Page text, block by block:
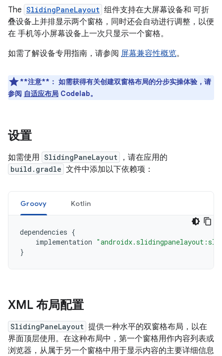
The SlidingPaneLayout 组件支持在大屏幕设备和 可折
叠设备上并排显示两个窗格，同时还会自动进行调整，以便
在 手机等小屏幕设备上一次只显示一个窗格。
如需了解设备专用指南，请参阅 屏幕兼容性概览。
**注意**： 如需获得有关创建双窗格布局的分步实操体验，请
参阅 自适应布局 Codelab。
设置
如需使用 SlidingPaneLayout ，请在应用的
build.gradle 文件中添加以下依赖项：
Groovy Kotlin
dependencies {
implementation
}
XML 布局配置
SlidingPaneLayout 提供一种水平的双窗格布局，以在
界面顶层使用。在这种布局中，第一个窗格用作内容列表或
浏览器，从属于另一个窗格中用于显示内容的主要详细信息